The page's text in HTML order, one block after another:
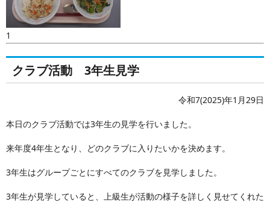
1
クラブ活動 3年生見学
令和7(2025)年1月29日
本日のクラブ活動では3年生の見学を行いました。
来年度4年生となり、どのクラブに入りたいかを決めます。
3年生はグループごとにすべてのクラブを見学しました。
3年生が見学していると、上級生が活動の様子を詳しく見せてくれた